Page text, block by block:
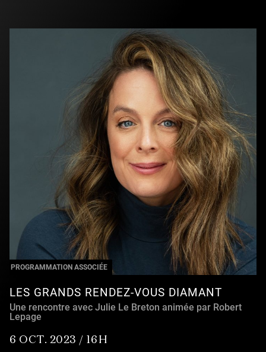
PROGRAMMATION ASSOCIÉE
LES GRANDS RENDEZ-VOUS DIAMANT
Une rencontre avec Julie Le Breton animée par Robert
Lepage
6 OCT. 2023 / 16 H